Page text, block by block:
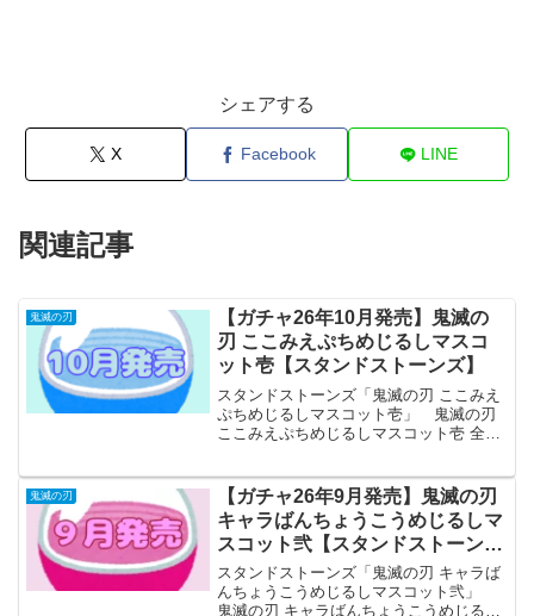
シェアする
X Facebook LINE
関連記事
鬼滅の刃
【ガチャ26年10月発売】鬼滅の
刃 ここみえぷちめじるしマスコ
ット壱【スタンドストーンズ】
スタンドストーンズ「鬼滅の刃 ここみえ
ぷちめじるしマスコット壱」 鬼滅の刃
ここみえぷちめじるしマスコット壱 全10
じるしマスコット壱が全国のカプセルト
イ売り場...
鬼滅の刃
【ガチャ26年9月発売】鬼滅の刃
キャラばんちょうこうめじるしマ
スコット弐【スタンドストーン
ズ】
スタンドストーンズ「鬼滅の刃 キャラば
んちょうこうめじるしマスコット弐」
鬼滅の刃 キャラばんちょうこうめじるし